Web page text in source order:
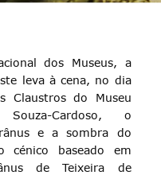
dos Museus, a
leva à cena, no dia
Claustros do Museu
Cardoso, o
e a sombra do
cénico baseado em
de Teixeira de